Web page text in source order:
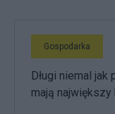
Gospodarka
Długi niemal jak
mają największy